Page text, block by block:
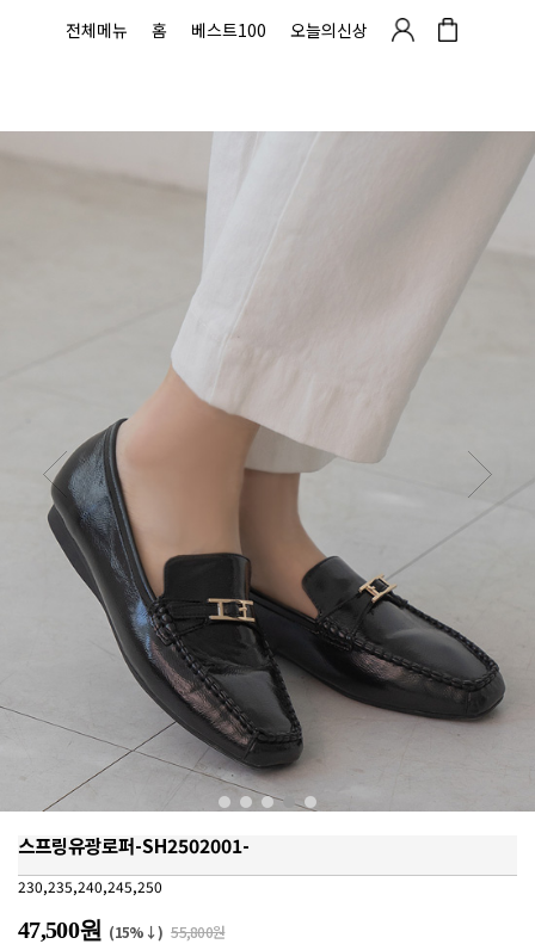
전체메뉴 홈 베스트100 오늘의신상
스프링유광로퍼-SH2502001-
230,235,240,245,250
47,500원 (15%↓) 55,800원